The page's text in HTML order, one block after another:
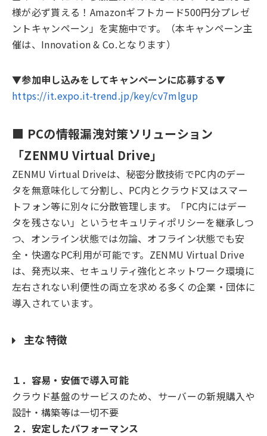
様が必ず貰える！Amazonギフトカード500円分プレゼ
ントキャンペーン」を実施中です。（本キャンペーン主
催は、Innovation & Co.となります）
▼参加申し込みをしてキャンペーンに応募する▼
https://it.expo.it-trend.jp/key/cv7mlgup
■ PCの情報漏洩対策ソリューション
「ZENMU Virtual Drive」
ZENMU Virtual Driveは、秘密分散技術でPC内のデー
タを無意味化して分割し、PC内とクラウド又はスマー
トフォン等に別々に分散管理します。「PC内にはデー
タを残さない」というセキュリティポリシーを継承しつ
つ、オンライン状態では勿論、オフライン状態でも安
全・快適なPC利用が可能です。ZENMU Virtual Drive
は、発売以来、セキュリティ強化とネットワーク環境に
左右されない利便性の両立を求める多くの企業・団体に
導入されています。
主な特徴
１．容易・安価で導入可能
クラウド基盤のサービスのため、サーバーの新規購入や
設計・構築等は一切不要
２．安定したパフォーマンス